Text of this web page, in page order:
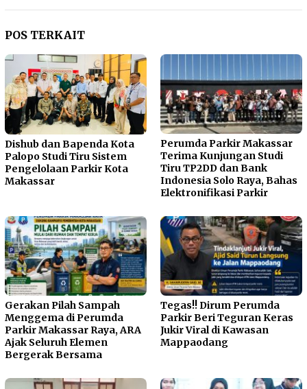
POS TERKAIT
Dishub dan Bapenda Kota
Palopo Studi Tiru Sistem
Pengelolaan Parkir Kota
Makassar
Perumda Parkir Makassar
Terima Kunjungan Studi
Tiru TP2DD dan Bank
Indonesia Solo Raya, Bahas
Elektronifikasi Parkir
Gerakan Pilah Sampah
Menggema di Perumda
Parkir Makassar Raya, ARA
Ajak Seluruh Elemen
Bergerak Bersama
Tegas!! Dirum Perumda
Parkir Beri Teguran Keras
Jukir Viral di Kawasan
Mappaodang